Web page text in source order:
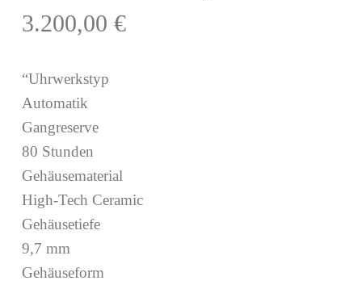
3.200,00 €
“Uhrwerkstyp
Automatik
Gangreserve
80 Stunden
Gehäusematerial
High-Tech Ceramic
Gehäusetiefe
9,7 mm
Gehäuseform